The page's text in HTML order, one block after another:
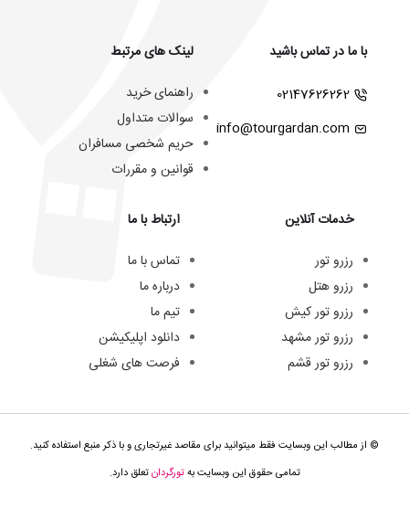
با ما در تماس باشید
02147626262
info@tourgardan.com
خدمات آنلاین
رزرو تور
رزرو هتل
رزرو تور کیش
رزرو تور مشهد
رزرو تور قشم
لینک های مرتبط
راهنمای خرید
سوالات متداول
حریم شخصی مسافران
قوانین و مقررات
ارتباط با ما
تماس با ما
درباره ما
تیم ما
دانلود اپلیکیشن
فرصت های شغلی
© از مطالب این وبسایت فقط میتوانید برای مقاصد غیرتجاری و با ذکر منبع استفاده کنید.
تمامی حقوق این وبسایت بهتورگردانتعلق دارد.